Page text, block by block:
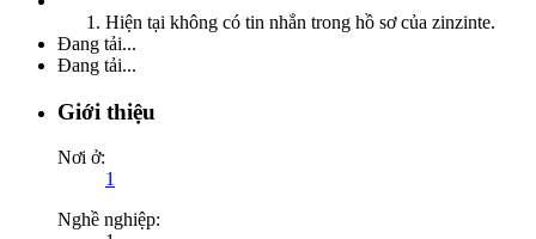
Hiện tại không có tin nhắn trong hồ sơ của zinzinte.
Đang tải...
Đang tải...
Giới thiệu
Nơi ở:
1
Nghề nghiệp: